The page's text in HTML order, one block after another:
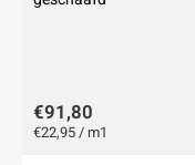
€91,80
€22,95 / m1